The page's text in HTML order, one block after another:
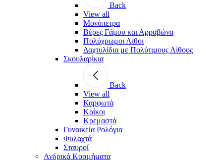
Back
View all
Μονόπετρα
Βέρες Γάμου και Αρραβώνα
Πολύχρωμοι Λίθοι
Δαχτυλίδια με Πολύτιμους Λίθους
Σκουλαρίκια
Back
View all
Καρφωτά
Κρίκοι
Κρεμαστά
Γυναικεία Ρολόγια
Φυλαχτά
Σταυροί
Ανδρικά Κοσμήματα